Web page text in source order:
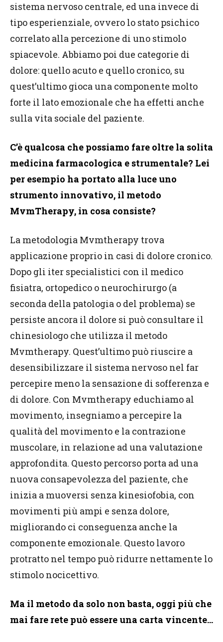
sistema nervoso centrale, ed una invece di
tipo esperienziale, ovvero lo stato psichico
correlato alla percezione di uno stimolo
spiacevole. Abbiamo poi due categorie di
dolore: quello acuto e quello cronico, su
quest’ultimo gioca una componente molto
forte il lato emozionale che ha effetti anche
sulla vita sociale del paziente.
C’è qualcosa che possiamo fare oltre la solita
medicina farmacologica e strumentale? Lei
per esempio ha portato alla luce uno
strumento innovativo, il metodo
MvmTherapy, in cosa consiste?
La metodologia Mvmtherapy trova
applicazione proprio in casi di dolore cronico.
Dopo gli iter specialistici con il medico
fisiatra, ortopedico o neurochirurgo (a
seconda della patologia o del problema) se
persiste ancora il dolore si può consultare il
chinesiologo che utilizza il metodo
Mvmtherapy. Quest’ultimo può riuscire a
desensibilizzare il sistema nervoso nel far
percepire meno la sensazione di sofferenza e
di dolore. Con Mvmtherapy educhiamo al
movimento, insegniamo a percepire la
qualità del movimento e la contrazione
muscolare, in relazione ad una valutazione
approfondita. Questo percorso porta ad una
nuova consapevolezza del paziente, che
inizia a muoversi senza kinesiofobia, con
movimenti più ampi e senza dolore,
migliorando ci conseguenza anche la
componente emozionale. Questo lavoro
protratto nel tempo può ridurre nettamente lo
stimolo nocicettivo.
Ma il metodo da solo non basta, oggi più che
mai fare rete può essere una carta vincente…